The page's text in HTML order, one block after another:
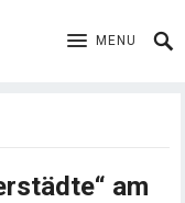
MENU
am